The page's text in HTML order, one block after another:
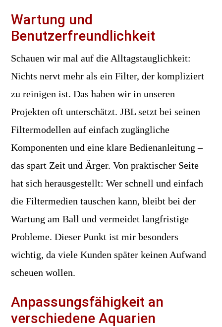
Wartung und
Benutzerfreundlichkeit
Schauen wir mal auf die Alltagstauglichkeit:
Nichts nervt mehr als ein Filter, der kompliziert
zu reinigen ist. Das haben wir in unseren
Projekten oft unterschätzt. JBL setzt bei seinen
Filtermodellen auf einfach zugängliche
Komponenten und eine klare Bedienanleitung –
das spart Zeit und Ärger. Von praktischer Seite
hat sich herausgestellt: Wer schnell und einfach
die Filtermedien tauschen kann, bleibt bei der
Wartung am Ball und vermeidet langfristige
Probleme. Dieser Punkt ist mir besonders
wichtig, da viele Kunden später keinen Aufwand
scheuen wollen.
Anpassungsfähigkeit an
verschiedene Aquarien